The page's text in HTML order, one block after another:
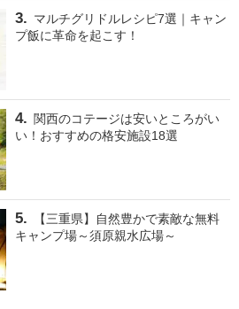
マルチグリドルレシピ7選｜キャン
プ飯に革命を起こす！
関西のコテージは安いところがい
い！おすすめの格安施設18選
【三重県】自然豊かで素敵な無料
キャンプ場～須原親水広場～